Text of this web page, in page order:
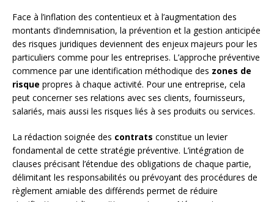
Face à l’inflation des contentieux et à l’augmentation des
montants d’indemnisation, la prévention et la gestion anticipée
des risques juridiques deviennent des enjeux majeurs pour les
particuliers comme pour les entreprises. L’approche préventive
commence par une identification méthodique des zones de
risque propres à chaque activité. Pour une entreprise, cela
peut concerner ses relations avec ses clients, fournisseurs,
salariés, mais aussi les risques liés à ses produits ou services.
La rédaction soignée des contrats constitue un levier
fondamental de cette stratégie préventive. L’intégration de
clauses précisant l’étendue des obligations de chaque partie,
délimitant les responsabilités ou prévoyant des procédures de
règlement amiable des différends permet de réduire